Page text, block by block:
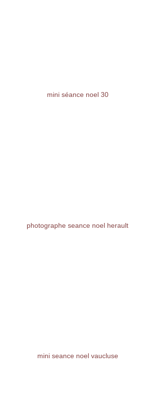
mini séance noel 30
photographe seance noel herault
mini seance noel vaucluse